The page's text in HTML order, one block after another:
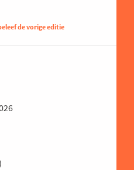
de vorige editie